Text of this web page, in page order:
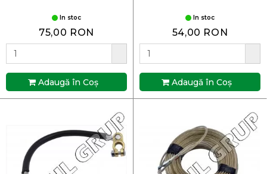
In stoc
75,00 RON
Adaugă în Coş
In stoc
54,00 RON
Adaugă în Coş